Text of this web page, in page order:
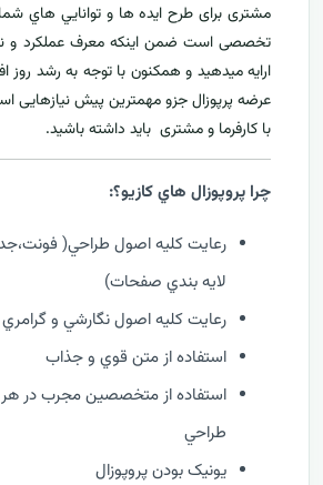
مشتری برای طرح ايده ها و توانايي هاي
تخصصی است ضمن اینکه معرف عملکرد و
ارايه ميدهید و همکنون با توجه به رشد روز
عرضه پرپوزال جزو مهمترين پیش نیازهایی
با کارفرما و مشتری بايد داشته باشيد.
چرا پروپوزال هاي کازيو؟:
رعايت کليه اصول طراحي(
لايه بندي صفحات)
رعايت کليه اصول نگارشي و گرامري
استفاده از متن قوي و جذاب
استفاده از متخصصين مجرب در هر
طراحي
يونيک بودن پروپوزال